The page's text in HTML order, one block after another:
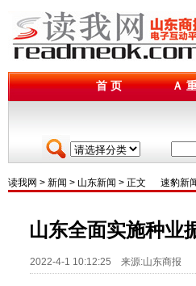
首 页 Ａ
读我网 > 新闻 > 山东新闻 > 正文 速豹新
山东全面实施种业
2022-4-1 10:12:25 来源:山东商报